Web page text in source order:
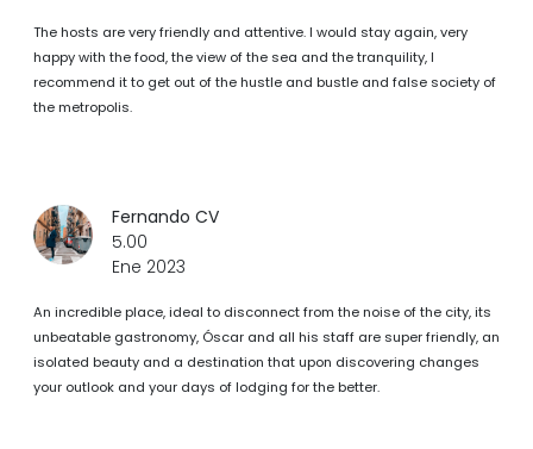
The hosts are very friendly and attentive. I would stay again, very
happy with the food, the view of the sea and the tranquility, I
recommend it to get out of the hustle and bustle and false society of
the metropolis.
Fernando CV
5.00
Ene 2023
An incredible place, ideal to disconnect from the noise of the city, its
unbeatable gastronomy, Óscar and all his staff are super friendly, an
isolated beauty and a destination that upon discovering changes
your outlook and your days of lodging for the better.